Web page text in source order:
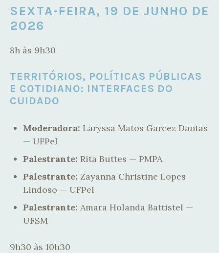
SEXTA-FEIRA, 19 DE JUNHO DE
2026
8h às 9h30
TERRITÓRIOS, POLÍTICAS PÚBLICAS
E COTIDIANO: INTERFACES DO
CUIDADO
Moderadora: Laryssa Matos Garcez Dantas
— UFPel
Palestrante: Rita Buttes — PMPA
Palestrante: Zayanna Christine Lopes
Lindoso — UFPel
Palestrante: Amara Holanda Battistel —
UFSM
9h30 às 10h30